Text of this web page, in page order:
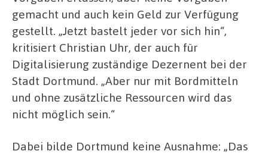
gemacht und auch kein Geld zur Verfügung
gestellt. „Jetzt bastelt jeder vor sich hin“,
kritisiert Christian Uhr, der auch für
Digitalisierung zuständige Dezernent bei der
Stadt Dortmund. „Aber nur mit Bordmitteln
und ohne zusätzliche Ressourcen wird das
nicht möglich sein.“
Dabei bilde Dortmund keine Ausnahme: „Das